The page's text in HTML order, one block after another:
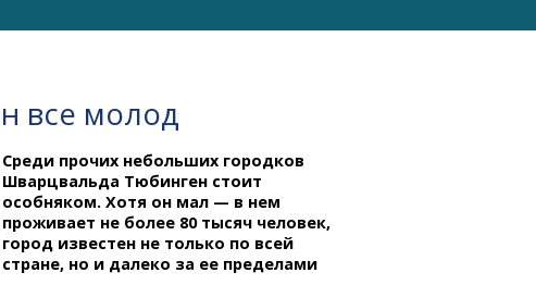
все молод
Среди прочих небольших городков
Шварцвальда Тюбинген стоит
особняком. Хотя он мал — в нем
проживает не более 80 тысяч человек,
город известен не только по всей
стране, но и далеко за ее пределами